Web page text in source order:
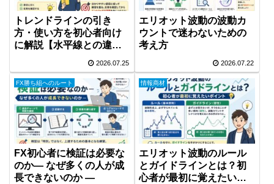
トレンドラインの引き
方・使い方を初心者向け
に解説【水平線との違い
2026.07.25
エリオット波動の波動カ
ウントで迷わないための
考え方
2026.07.22
FX勝ち組へのルート
FX初心者に検証は必要な
のか― なぜ多くの人が成
長できないのか ―
情報商材
エリオット波動のルール
とガイドラインとは？初
心者が最初に覚えたいポ